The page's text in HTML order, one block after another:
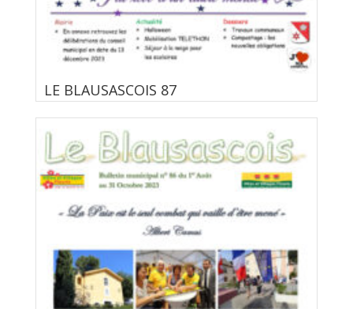
LE BLAUSASCOIS 87